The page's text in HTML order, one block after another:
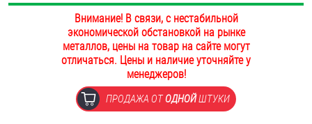
ОПЛАТА И ДОСТАВКА
НАШИ МАГАЗИНЫ
Внимание! В связи, с нестабильной
экономической обстановкой на рынке
металлов, цены на товар на сайте могут
отличаться. Цены и наличие уточняйте у
менеджеров!
ПРОДАЖА ОТОДНОЙШТУКИ